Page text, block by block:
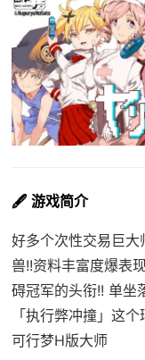
🖋️ 游戏简介
好多个次性交易巨
兽!!资料丰富度爆表
碍冠军的头衔!! 单坐
「执行弊冲撞」这
可行梦H版大师